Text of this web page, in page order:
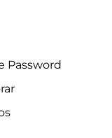
Password